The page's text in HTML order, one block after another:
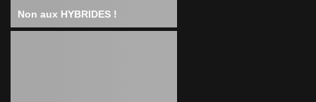
Non aux HYBRIDES !